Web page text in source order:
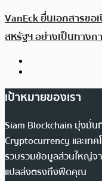
VanEck ยื่นเอกสารขอ
สหรัฐฯ อย่างเป็นทางก
เป้าหมายของเรา
Siam Blockchain มุ่งมั่น
Cryptocurrency และเท
รวบรวมข้อมูลส่วนใหญ่จา
แปลส่งตรงถึงฟีดคุณ